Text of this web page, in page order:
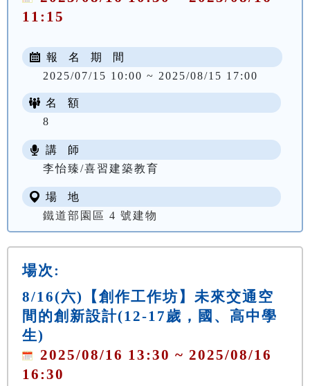
11:15
報 名 期 間
2025/07/15 10:00 ~ 2025/08/15 17:00
名 額
8
講 師
李怡臻/喜習建築教育
場 地
鐵道部園區 4 號建物
場次:
8/16(六)【創作工作坊】未來交通空
間的創新設計(12-17歲，國、高中學
生)
2025/08/16 13:30 ~ 2025/08/16
16:30